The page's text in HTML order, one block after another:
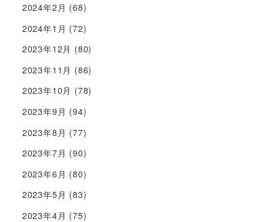
2024年2月 (68)
2024年1月 (72)
2023年12月 (80)
2023年11月 (86)
2023年10月 (78)
2023年9月 (94)
2023年8月 (77)
2023年7月 (90)
2023年6月 (80)
2023年5月 (83)
2023年4月 (75)